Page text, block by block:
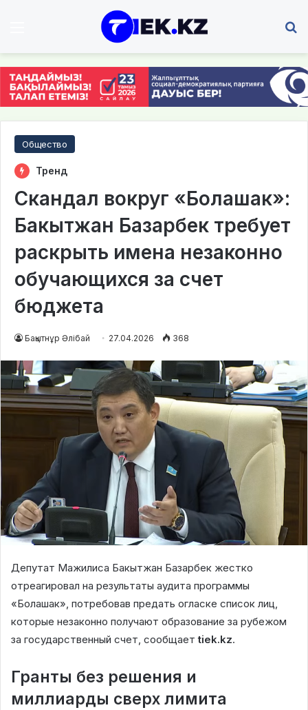
Общество
Тренд
Скандал вокруг «Болашак»:
Бакытжан Базарбек требует
раскрыть имена незаконно
обучающихся за счет
бюджета
Бақытнұр Әлібай 27.04.2026 368
Депутат Мажилиса Бакытжан Базарбек жестко
отреагировал на результаты аудита программы
«Болашак», потребовав предать огласке список лиц,
которые незаконно получают образование за рубежом
за государственный счет, сообщаетtiek.kz.
Гранты без решения и
миллиарды сверх лимита